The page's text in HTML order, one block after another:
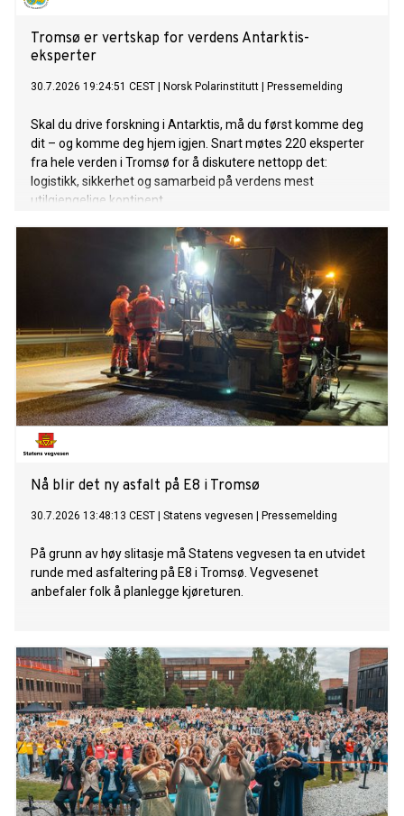
Tromsø er vertskap for verdens Antarktis-
eksperter
30.7.2026 19:24:51 CEST Norsk Polarinstitutt Pressemelding
Skal du drive forskning i Antarktis, må du først komme deg
dit – og komme deg hjem igjen. Snart møtes 220 eksperter
fra hele verden i Tromsø for å diskutere nettopp det:
logistikk, sikkerhet og samarbeid på verdens mest
utilgjengelige kontinent.
Nå blir det ny asfalt på E8 i Tromsø
30.7.2026 13:48:13 CEST Statens vegvesen Pressemelding
På grunn av høy slitasje må Statens vegvesen ta en utvidet
runde med asfaltering på E8 i Tromsø. Vegvesenet
anbefaler folk å planlegge kjøreturen.